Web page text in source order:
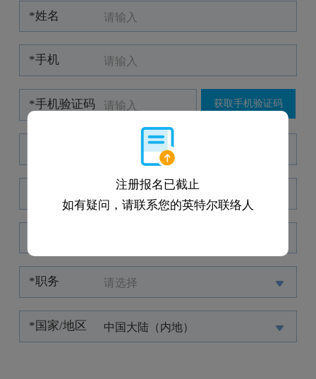
*姓名
*手机
*手机验证码 获取手机验证码
*职务 请选择
*国家/地区 中国大陆（内地）
注册报名已截止
如有疑问，请联系您的英特尔联络人